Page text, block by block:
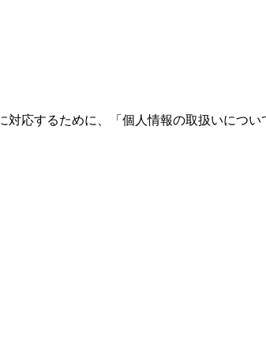
応するために、「個人情報の取扱いについ